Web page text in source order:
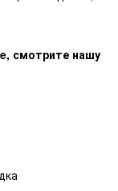
смотрите нашу